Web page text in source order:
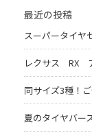
最近の投稿
スーパータイヤ
レクサス RX
同サイズ3種！
夏のタイヤバー